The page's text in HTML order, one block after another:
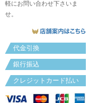
軽にお問い合わせ下さいま
せ。
代金引換
銀行振込
クレジットカード払い